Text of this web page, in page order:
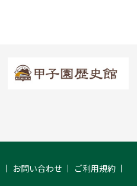
お問い合わせ ご利用規約